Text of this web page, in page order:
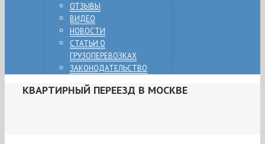
ОТЗЫВЫ
ВИДЕО
НОВОСТИ
СТАТЬИ О
ГРУЗОПЕРЕВОЗКАХ
ЗАКОНОДАТЕЛЬСТВО
КВАРТИРНЫЙ ПЕРЕЕЗД В МОСКВЕ